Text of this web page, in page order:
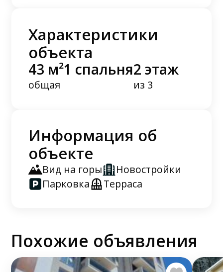
Характеристики
объекта
43 м²
общая
1 спальня2 этаж
из 3
Информация об
объекте
Вид на горы
Новостройки
Парковка
Терраса
Похожие объявления